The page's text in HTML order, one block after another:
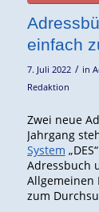
einfach
7. Juli 2022 / in
Redaktion
Zwei neue
Jahrgang
System
Adressbuch
Allgemeinen
zum